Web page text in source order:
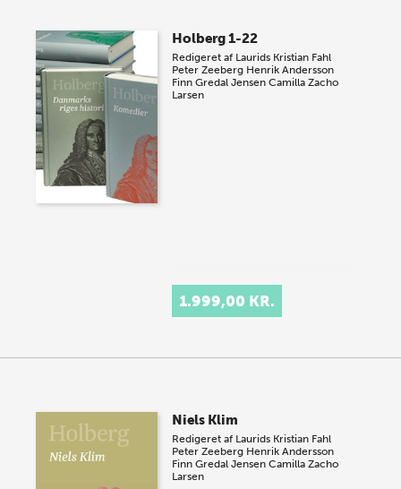
Holberg 1-22
Redigeret af Laurids Kristian Fahl
Peter Zeeberg Henrik Andersson
Finn Gredal Jensen Camilla Zacho
Larsen
1.999,00 KR.
Niels Klim
Redigeret af Laurids Kristian Fahl
Peter Zeeberg Henrik Andersson
Finn Gredal Jensen Camilla Zacho
Larsen